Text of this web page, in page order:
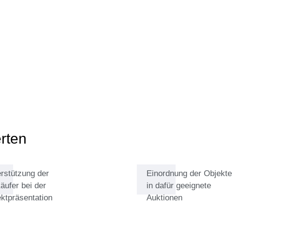
beigetragen, dass er ein
und für Trends entwickelt
Ausdruck zu verleihen, begleitet
mit großer Leidenschaft.
der
bei der
Einordnung der Objekte
in dafür geeignete
Auktionen